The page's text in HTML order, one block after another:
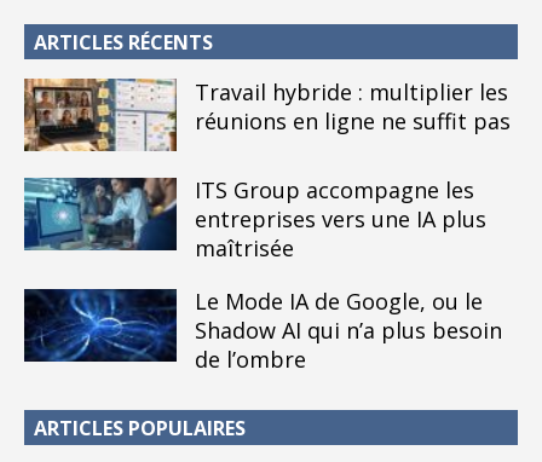
ARTICLES RÉCENTS
Travail hybride : multiplier les
réunions en ligne ne suffit pas
ITS Group accompagne les
entreprises vers une IA plus
maîtrisée
Le Mode IA de Google, ou le
Shadow AI qui n’a plus besoin
de l’ombre
ARTICLES POPULAIRES